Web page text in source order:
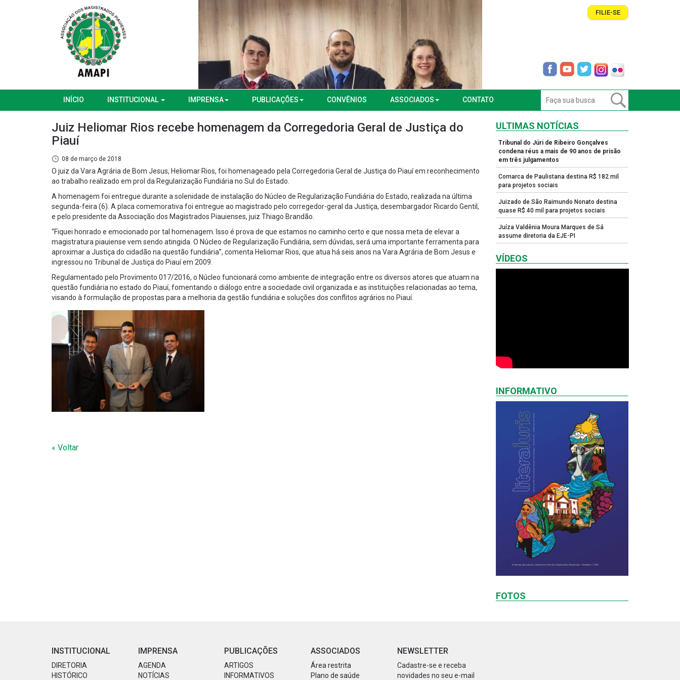
FILIE-SE
INÍCIO INSTITUCIONAL IMPRENSA PUBLICAÇÕES CONVÊNIOS ASSOCIADOS CONTATO
Juiz Heliomar Rios recebe homenagem da Corregedoria Geral de Justiça do
Piauí
08 de março de 2018
O juiz da Vara Agrária de Bom Jesus, Heliomar Rios, foi homenageado pela Corregedoria Geral de Justiça do Piauí em reconhecimento
ao trabalho realizado em prol da Regularização Fundiária no Sul do Estado.
A homenagem foi entregue durante a solenidade de instalação do Núcleo de Regularização Fundiária do Estado, realizada na última
segunda-feira (6). A placa comemorativa foi entregue ao magistrado pelo corregedor-geral da Justiça, desembargador Ricardo Gentil,
e pelo presidente da Associação dos Magistrados Piauienses, juiz Thiago Brandão.
“Fiquei honrado e emocionado por tal homenagem. Isso é prova de que estamos no caminho certo e que nossa meta de elevar a
magistratura piauiense vem sendo atingida. O Núcleo de Regularização Fundiária, sem dúvidas, será uma importante ferramenta para
aproximar a Justiça do cidadão na questão fundiária”, comenta Heliomar Rios, que atua há seis anos na Vara Agrária de Bom Jesus e
ingressou no Tribunal de Justiça do Piauí em 2009.
Regulamentado pelo Provimento 017/2016, o Núcleo funcionará como ambiente de integração entre os diversos atores que atuam na
questão fundiária no estado do Piauí, fomentando o diálogo entre a sociedade civil organizada e as instituições relacionadas ao tema,
visando à formulação de propostas para a melhoria da gestão fundiária e soluções dos conflitos agrários no Piauí.
« Voltar
ULTIMAS NOTÍCIAS
Tribunal do Júri de Ribeiro Gonçalves
condena réus a mais de 90 anos de prisão
em três julgamentos
Comarca de Paulistana destina R$ 182 mil
para projetos sociais
Juizado de São Raimundo Nonato destina
quase R$ 40 mil para projetos sociais
Juíza Valdênia Moura Marques de Sá
assume diretoria da EJE-PI
VÍDEOS
INFORMATIVO
FOTOS
INSTITUCIONAL
DIRETORIA
HISTÓRICO
IMPRENSA
AGENDA
NOTÍCIAS
PUBLICAÇÕES
ARTIGOS
INFORMATIVOS
ASSOCIADOS
Área restrita
Plano de saúde
NEWSLETTER
Cadastre-se e receba
novidades no seu e-mail